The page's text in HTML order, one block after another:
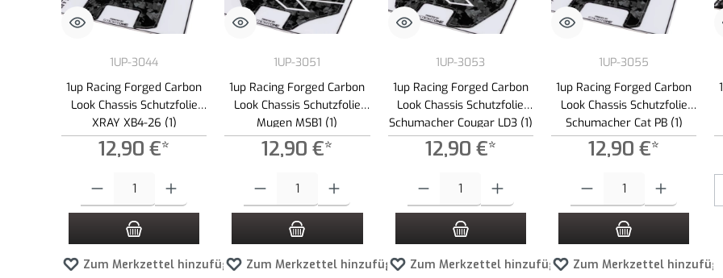
1UP-3044
1up Racing Forged Carbon
Look Chassis Schutzfolie
XRAY XB4-26 (1)
12,90 €*
Zum Merkzettel hinzufügen
1UP-3051
1up Racing Forged Carbon
Look Chassis Schutzfolie
Mugen MSB1 (1)
12,90 €*
Produkt Anzahl: Gib den gewünschten Wert ein oder benutze die Schaltflächen um die Anzahl zu erhöhen
Zum Merkzettel hinzufügen
1UP-3053
1up Racing Forged Carbon
Look Chassis Schutzfolie
Schumacher Cougar LD3 (1)
12,90 €*
Produkt Anzahl: Gib den gewünschten Wert ein oder benutze die
Zum Merkzettel hinzufügen
1UP-3055
1up Racing Forged Carbon
Look Chassis Schutzfolie
Schumacher Cat PB (1)
12,90 €*
Produkt Anzahl: Gib den
Zum Merkzettel